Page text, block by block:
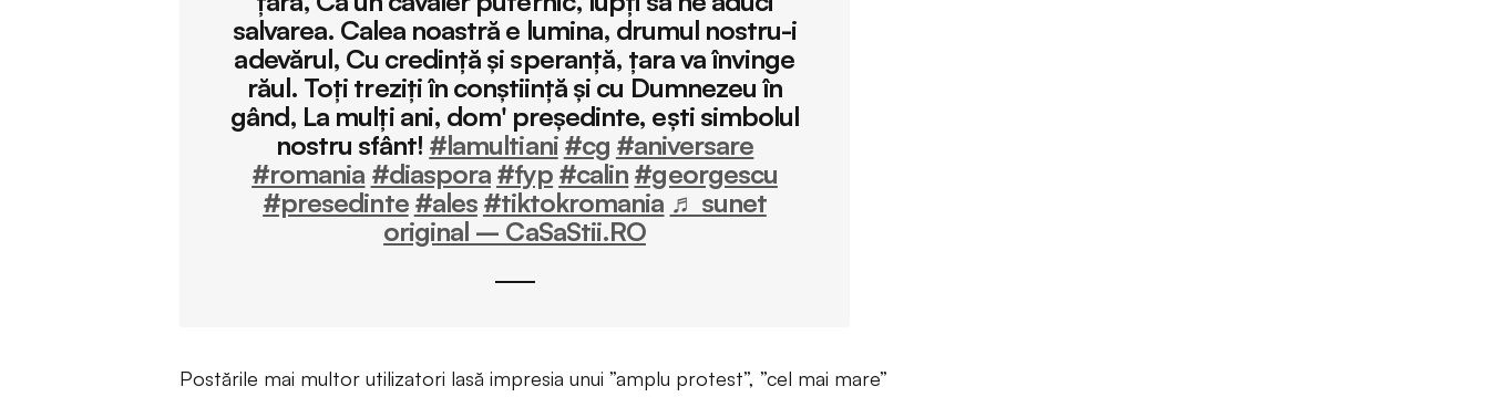
salvarea. Calea noastră e lumina, drumul nostru-i
adevărul, Cu credință și speranță, țara va învinge
răul. Toți treziți în conștiință și cu Dumnezeu în
gând, La mulți ani, dom' președinte, ești simbolul
nostru sfânt! #lamultiani #cg #aniversare
#romania #diaspora #fyp #calin #georgescu
#presedinte #ales #tiktokromania ♬ sunet
original – CaSaStii.RO
Postările mai multor utilizatori lasă impresia unui ”amplu protest”, ”cel mai mare”